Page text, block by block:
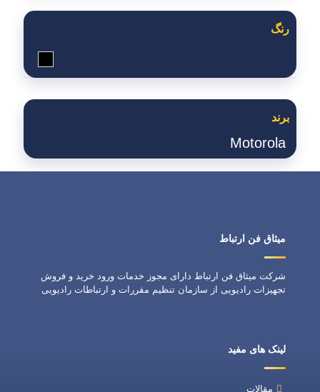
رنگ
برند
Motorola
میثاق فن ارتباط
شرکت میثاق فن ارتباط دارای مجوز خدمات ورود خرید و فروش
تجهیزات رادیویی از سازمان تنظیم مقررات و ارتباطات رادیویی
لینک های مفید
مقالات